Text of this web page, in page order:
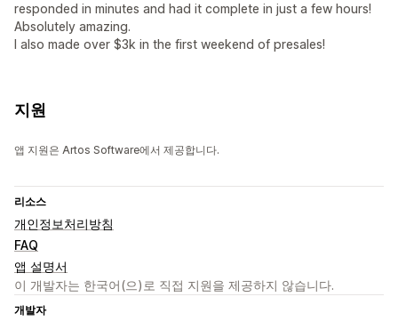
responded in minutes and had it complete in just a few hours!
Absolutely amazing.
I also made over $3k in the first weekend of presales!
지원
앱 지원은 Artos Software에서 제공합니다.
리소스
개인정보처리방침
FAQ
앱 설명서
이 개발자는 한국어(으)로 직접 지원을 제공하지 않습니다.
개발자